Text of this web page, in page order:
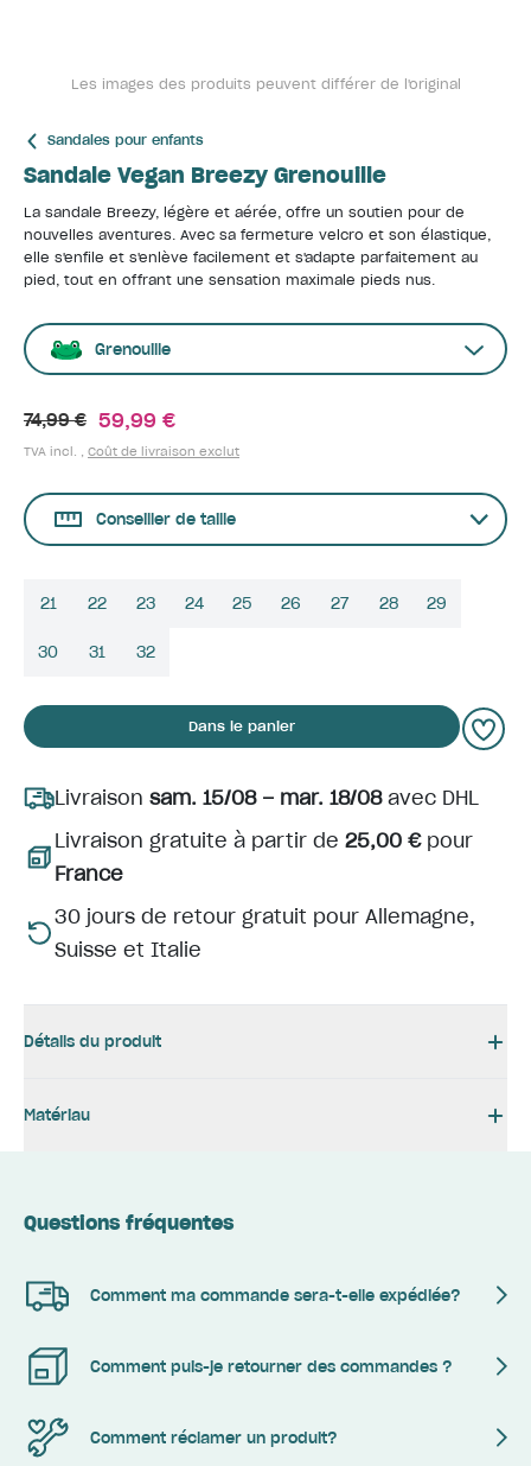
Les images des produits peuvent différer de l'original
Sandales pour enfants
Sandale Vegan Breezy Grenouille
La sandale Breezy, légère et aérée, offre un soutien pour de
nouvelles aventures. Avec sa fermeture velcro et son élastique,
elle s'enfile et s'enlève facilement et s'adapte parfaitement au
pied, tout en offrant une sensation maximale pieds nus.
Grenouille
74,99 € 59,99 €
TVA incl. , Coût de livraison exclut
Conseiller de taille
21 22 23 24 25 26 27 28 29
30 31 32
Dans le panier
Livraison sam. 15/08 – mar. 18/08avec DHL
Livraison gratuite à partir de 25,00 €pour
France
30 jours de retour gratuit pour Allemagne,
Suisse et Italie
Détails du produit
Matériau
Questions fréquentes
Comment ma commande sera-t-elle expédiée?
Comment puis-je retourner des commandes ?
Comment réclamer un produit?